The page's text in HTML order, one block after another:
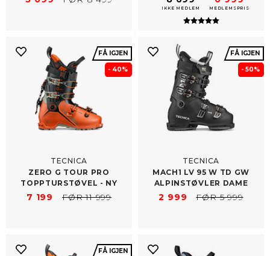
IKKE MEDLEM MEDLEMSPRIS
Karakter:
5.0 av 5
FÅ IGJEN
- 40%
TECNICA
ZERO G TOUR PRO
TOPPTURSTØVEL -​ NY
7 199 FØR 11 999
FÅ IGJEN
- 50%
TECNICA
MACH1 LV 95 W TD GW
ALPINSTØVLER DAME
2 999 FØR 5 999
FÅ IGJEN